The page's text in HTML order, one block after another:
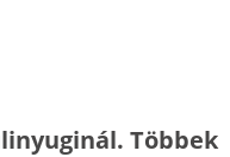
Többek